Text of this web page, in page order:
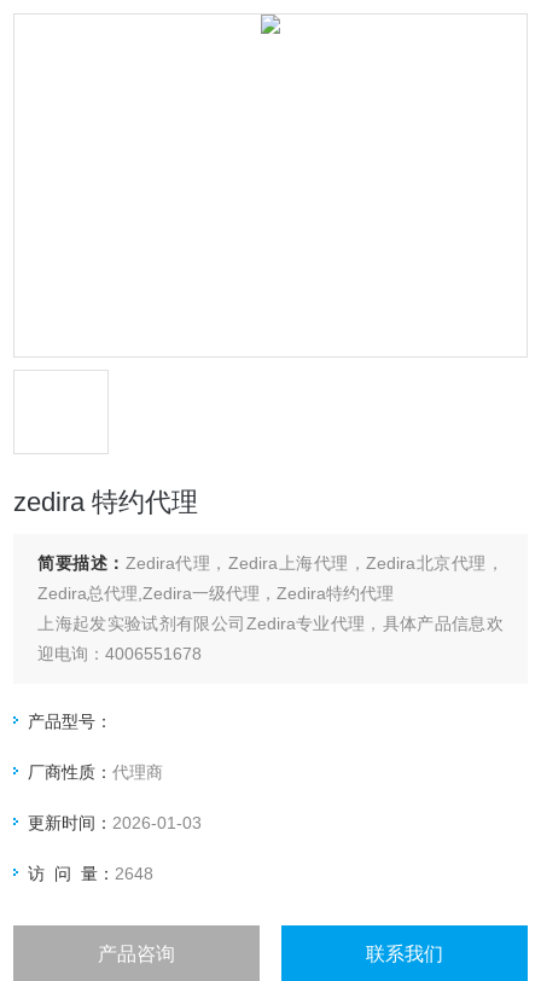
zedira 特约代理
简要描述： Zedira代理，Zedira上海代理，Zedira北京代理，
Zedira总代理,Zedira一级代理，Zedira特约代理
上海起发实验试剂有限公司Zedira专业代理，具体产品信息欢
迎电询：4006551678
产品型号：
厂商性质：代理商
更新时间： 2026-01-03
访 问 量： 2648
产品咨询 联系我们